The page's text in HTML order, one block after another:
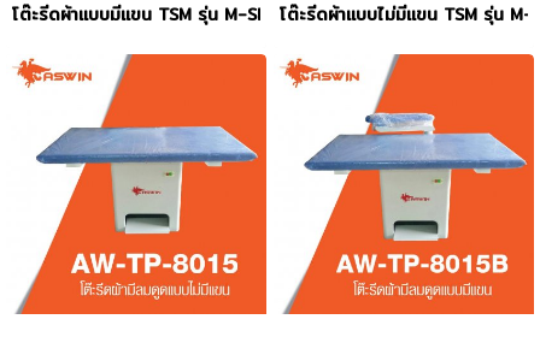
โต๊ะรีดผ้าแบบมีแขน TSM รุ่น M-SH-1201โต๊ะรีดผ้าแบบไม่มีแขน TSM รุ่น